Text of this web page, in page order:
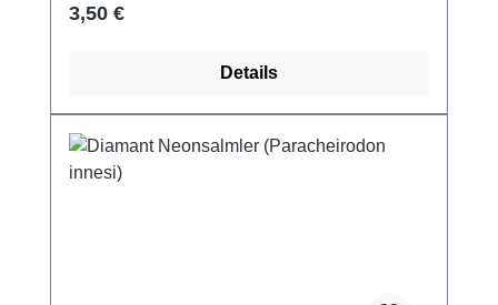
Regulärer Preis:
3,50 €
Details